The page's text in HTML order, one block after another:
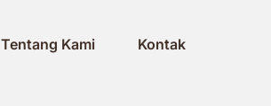
Tentang Kami Kontak